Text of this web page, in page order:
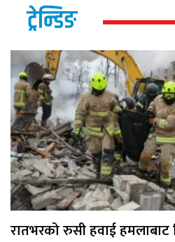
ट्रेन्डिङ
रातभरको रुसी हवाई हमलाबाट